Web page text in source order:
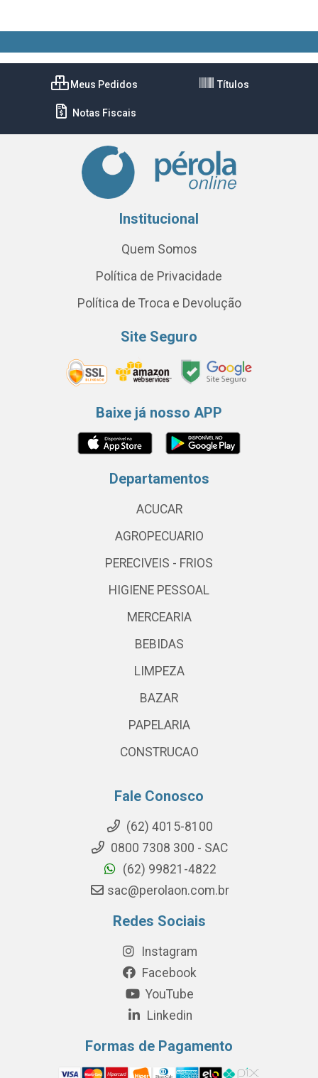
Meus Pedidos Títulos
Notas Fiscais
Institucional
Quem Somos
Política de Privacidade
Política de Troca e Devolução
Site Seguro
Baixe já nosso APP
Departamentos
ACUCAR
AGROPECUARIO
PERECIVEIS - FRIOS
HIGIENE PESSOAL
MERCEARIA
BEBIDAS
LIMPEZA
BAZAR
PAPELARIA
CONSTRUCAO
Fale Conosco
(62) 4015-8100
0800 7308 300 - SAC
(62) 99821-4822
sac@perolaon.com.br
Redes Sociais
Instagram
Facebook
YouTube
Linkedin
Formas de Pagamento